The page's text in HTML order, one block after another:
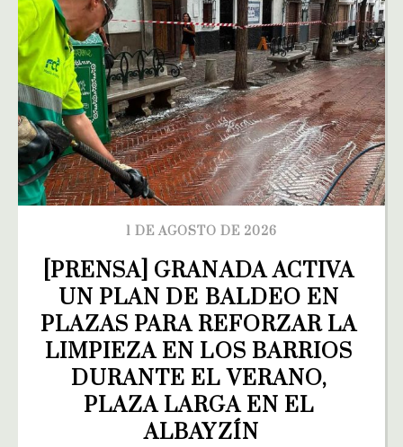
1 DE AGOSTO DE 2026
[PRENSA] GRANADA ACTIVA
UN PLAN DE BALDEO EN
PLAZAS PARA REFORZAR LA
LIMPIEZA EN LOS BARRIOS
DURANTE EL VERANO,
PLAZA LARGA EN EL
ALBAYZÍN